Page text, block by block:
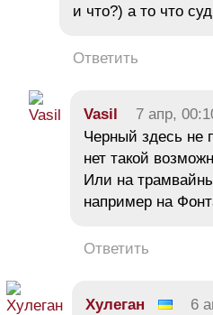
и что?) а то что
Ответить
Vasil 7 апр,
Черный здесь не
нет такой
Или на
например на
Ответить
Хулеган
6